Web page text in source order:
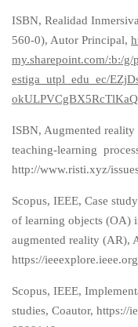
ISBN, Realidad
560-0), Autor Principal,
my.sharepoint.com/:b:/g/
estiga_utpl_edu_ec/
ISBN, Augmented reality
teaching-learning
http://www.risti.xyz/
Scopus, IEEE, Case
of learning objects
augmented reality (AR),
https://
Scopus, IEEE,
studies, Coautor, https://